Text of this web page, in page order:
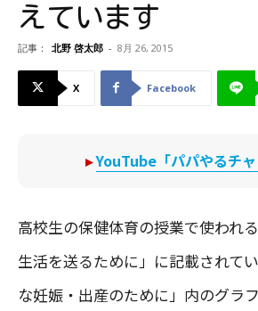
えています
記事： 北野 啓太郎 - 8月 26, 2015
X Facebook
▸YouTube「パパやるチャ
高校生の保健体育の授業で使われ
生活を送るために」に記載されて
な妊娠・出産のために」内のグラ